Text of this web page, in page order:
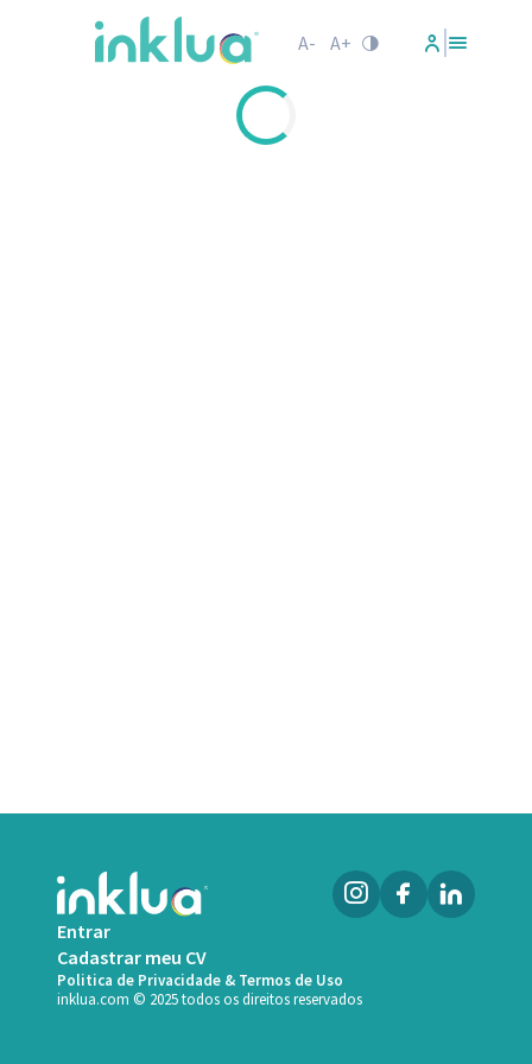
A- A+
Entrar
Cadastrar meu CV
Politica de Privacidade & Termos de Uso
inklua.com © 2025 todos os direitos reservados